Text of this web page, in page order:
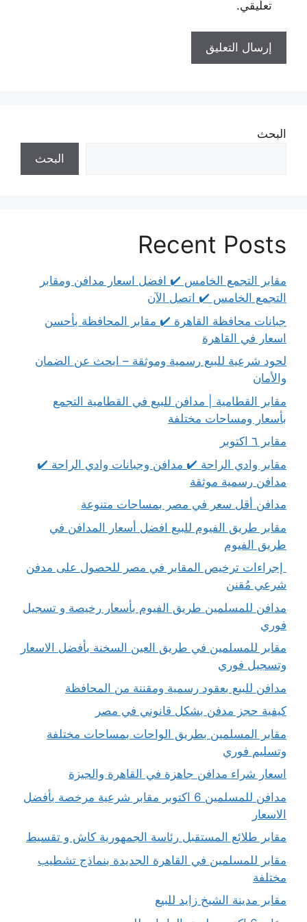
تعليقي.
البحث
البحث
Recent Posts
مقابر التجمع الخامس ✔️ افضل اسعار مدافن ومقابر
التجمع الخامس ✔️ اتصل الآن
جبانات محافظة القاهرة ✔️ مقابر المحافظة بأحسن
اسعار في القاهرة
لحود شرعية للبيع رسمية وموثقة – ابحث عن الضمان
والأمان
مقابر القطامية | مدافن للبيع في القطامية التجمع
بأسعار ومساحات مختلفة
مقابر ٦ اكتوبر
مقابر وادي الراحة ✔️ مدافن وجبانات وادي الراحة ✔️
مدافن رسمية موثقة
مدافن أقل سعر في مصر بمساحات متنوعة
مقابر طريق الفيوم للبيع افضل أسعار المدافن في
طريق الفيوم
إجراءات ترخيص المقابر في مصر للحصول على مدفن
شرعي مُقنن
مدافن للمسلمين طريق الفيوم بأسعار رخيصة و تسجيل
فوري
مقابر للمسلمين في طريق العين السخنة بأفضل الاسعار
وتسجيل فوري
مدافن للبيع بعقود رسمية ومقننة من المحافظة
كيفية حجز مدفن بشكل قانوني في مصر
مقابر المسلمين بطريق الواحات بمساحات مختلفة
وتسليم فوري
اسعار شراء مدافن جاهزة في القاهرة والجيزة
مدافن للمسلمين 6 اكتوبر مقابر شرعية مرخصة بأفضل
الاسعار
مقابر طلائع المستقبل رئاسة الجمهورية كاش و تقسيط
مقابر للمسلمين في القاهرة الجديدة بنماذج تشطيب
مختلفة
مقابر مدينة الشيخ زايد للبيع